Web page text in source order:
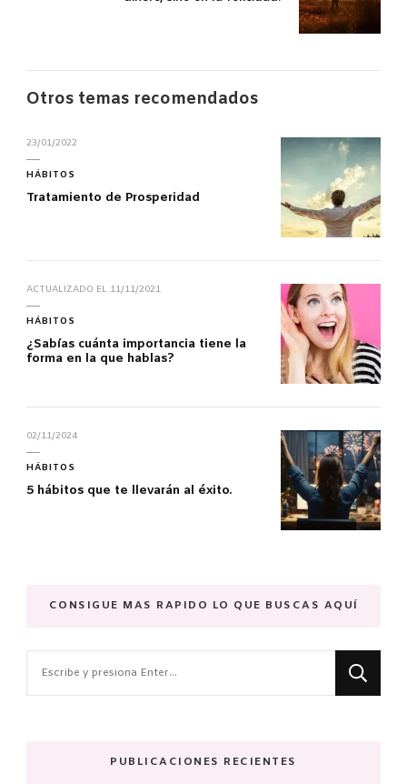
Otros temas recomendados
23/01/2022
HÁBITOS
Tratamiento de Prosperidad
ACTUALIZADO EL 11/11/2021
HÁBITOS
¿Sabías cuánta importancia tiene la
forma en la que hablas?
02/11/2024
HÁBITOS
5 hábitos que te llevarán al éxito.
CONSIGUE MAS RAPIDO LO QUE BUSCAS AQUÍ
PUBLICACIONES RECIENTES